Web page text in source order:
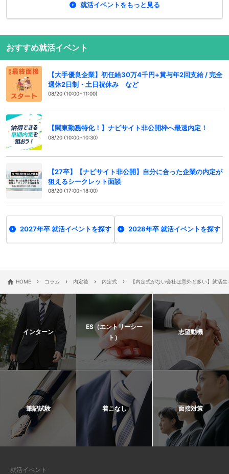
就活イベントをもっと見る
おすすめ就活イベント
【大手優良企業】初任給30万4千円+賞与年2回支給 / 完全
週休2日制・土日祝休み など
08/20 (10:00~11:00)
【関東勤務特化！】ナビサイト非公開枠へ最速内定！
08/20 (10:00~10:30)
【27卒】【ナビサイト非公開】自分に合った企業の内定が
狙えるシークレット面談
08/20 (17:00~18:00)
2027年卒 就活イベントを探す 2028年卒 就活イベントを探す
HOME › コラム › 内定後 › 内定式 › 【内定式がない会社は意外と多い】就活
インターン
ES（エントリーシー
ト）
志望動機
筆記試験 着こなし 面接対策
就活イベント